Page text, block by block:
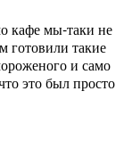
кафе мы-таки не
готовили такие
и само
это был просто